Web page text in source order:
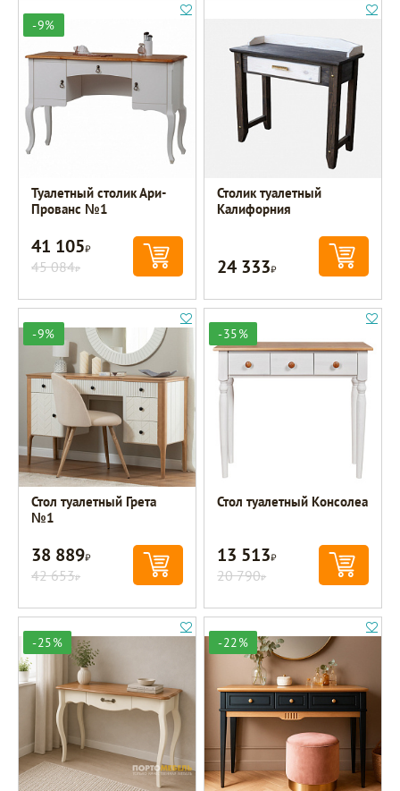
-9%
Туалетный столик Ари-
Прованс №1
41 105Р
45 084Р
Столик туалетный
Калифорния
24 333Р
-9%
Стол туалетный Грета
№1
38 889Р
42 653Р
-35%
Стол туалетный Консолеа
13 513Р
20 790Р
-25% -22%